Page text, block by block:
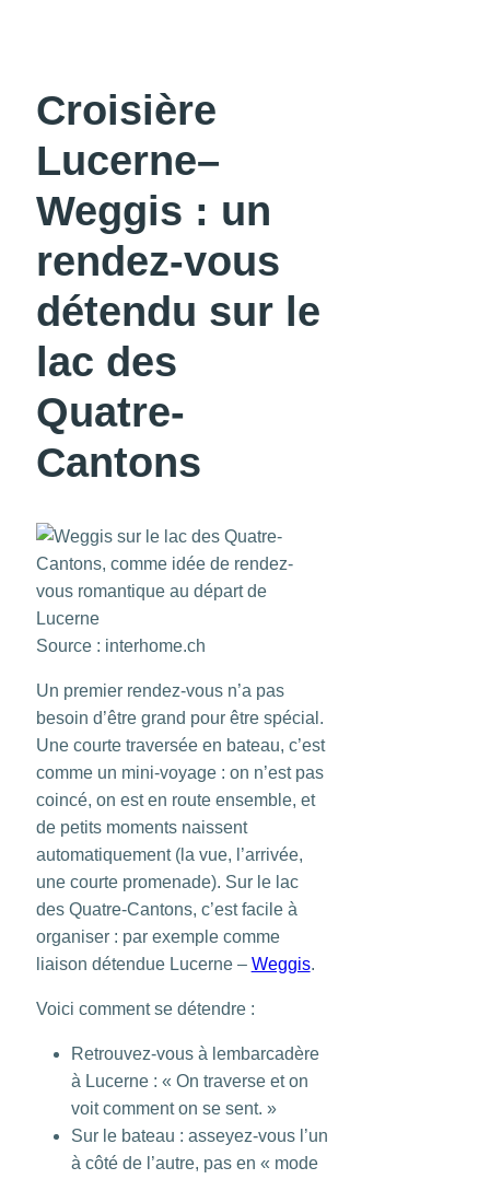
Croisière
Lucerne–
Weggis : un
rendez-vous
détendu sur le
lac des
Quatre-
Cantons
Source : interhome.ch
Un premier rendez-vous n’a pas
besoin d’être grand pour être spécial.
Une courte traversée en bateau, c’est
comme un mini-voyage : on n’est pas
coincé, on est en route ensemble, et
de petits moments naissent
automatiquement (la vue, l’arrivée,
une courte promenade). Sur le lac
des Quatre-Cantons, c’est facile à
organiser : par exemple comme
liaison détendue Lucerne – Weggis.
Voici comment se détendre :
Retrouvez-vous à lembarcadère
à Lucerne : « On traverse et on
voit comment on se sent. »
Sur le bateau : asseyez-vous l’un
à côté de l’autre, pas en « mode